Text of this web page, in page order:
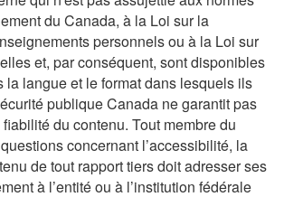
du Canada, à la Loi sur la
personnels ou à la Loi sur
et, par conséquent, sont disponibles
la langue et le format dans lesquels ils
publique Canada ne garantit pas
du contenu. Tout membre du
concernant l’accessibilité, la
de tout rapport tiers doit adresser ses
à l’entité ou à l’institution fédérale